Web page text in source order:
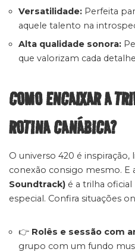
Versatilidade: Perfeita
aquele talento na
Alta qualidade sonora:
que valorizam cada
COMO ENCAIXAR A
ROTINA CANÁBICA?
O universo 420 é inspiração,
conexão consigo mesmo. E
Soundtrack) é a trilha
especial. Confira situações
👉 Rolês e sessão com
grupo com um fundo